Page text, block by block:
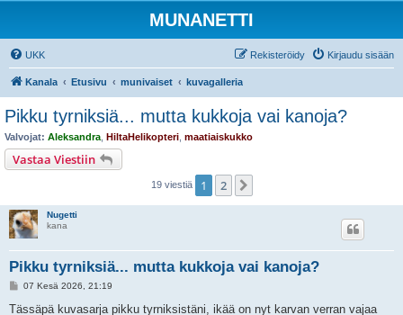
MUNANETTI
UKK Kirjaudu sisään
Rekisteröidy
Kanala Etusivu munivaiset kuvagalleria
Pikku tyrniksiä... mutta kukkoja vai kanoja?
Valvojat: Aleksandra HiltaHelikopteri maatiaiskukko
Vastaa Viestiin
19 viestiä 1 2
Nugetti
kana
Pikku tyrniksiä... mutta kukkoja vai kanoja?
V
e
07 Kesä 2026, 21:19
Tässäpä kuvasarja pikku tyrniksistäni, ikää on nyt karvan verran vajaa